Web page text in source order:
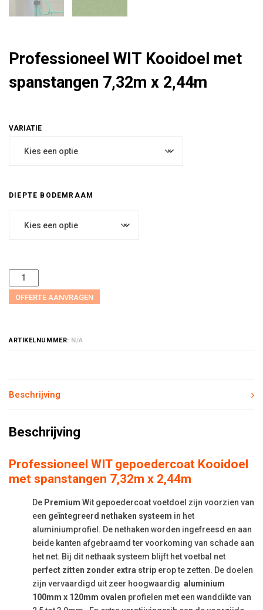
Professioneel WIT Kooidoel met
spanstangen 7,32m x 2,44m
DIEPTE BODEMRAAM
OFFERTE AANVRAGEN
ARTIKELNUMMER: N/A
Beschrijving
Beschrijving
Professioneel WIT gepoedercoat Kooidoel
met spanstangen 7,32m x 2,44m
De Premium Wit gepoedercoat voetdoel zijn voorzien van
een geïntegreerd nethaken systeem in het
aluminiumprofiel. De nethaken worden ingefreesd en aan
beide kanten afgebraamd ter voorkoming van schade aan
het net. Bij dit nethaak systeem blijft het voetbal net
perfect zitten zonder extra strip erop te zetten. De doelen
zijn vervaardigd uit zeer hoogwaardig aluminium
100mm x 120mm ovalen profielen met een wanddikte van